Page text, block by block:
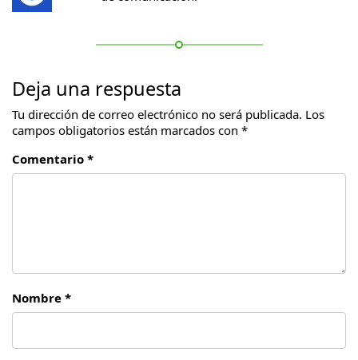
Deja una respuesta
Tu dirección de correo electrónico no será publicada. Los
campos obligatorios están marcados con *
Comentario *
Nombre *